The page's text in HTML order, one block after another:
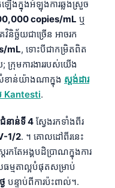
ើងក្នុងអំឡុងការឆ្លងស្រួច
copies/mL ឬ
វិនិច្ឆ័យជាច្រើន អាចរក
mL, ទោះបីជាកម្រិតពិត
រុមការងាររបស់យើង
ខាន់យ៉ាងណាក្នុង ស្តង់ដារ
ស់ Kantesti.
នាន់ទី 4 ស្វែងរកទាំងពីរ
1/2. ។ គោលដៅពីរនេះ
កតែអង្គបដិប្រាណក្នុងការ
ម្មតាល្អបំផុតសម្រាប់
បន្ទាប់ពីការប៉ះពាល់។.